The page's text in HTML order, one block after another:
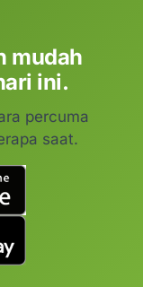
mudah
ini.
percuma
saat.